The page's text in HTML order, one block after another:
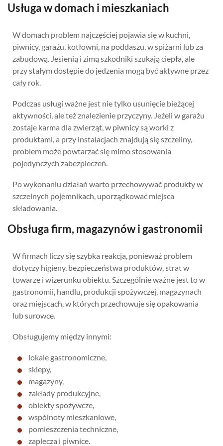
Usługa w domach i mieszkaniach
W domach problem najczęściej pojawia się w kuchni,
piwnicy, garażu, kotłowni, na poddaszu, w spiżarni lub za
zabudową. Jesienią i zimą szkodniki szukają ciepła, ale
przy stałym dostępie do jedzenia mogą być aktywne przez
cały rok.
Podczas usługi ważne jest nie tylko usunięcie bieżącej
aktywności, ale też znalezienie przyczyny. Jeżeli w garażu
zostaje karma dla zwierząt, w piwnicy są worki z
produktami, a przy instalacjach znajdują się szczeliny,
problem może powtarzać się mimo stosowania
pojedynczych zabezpieczeń.
Po wykonaniu działań warto przechowywać produkty w
szczelnych pojemnikach, uporządkować miejsca
składowania.
Obsługa firm, magazynów i gastronomii
W firmach liczy się szybka reakcja, ponieważ problem
dotyczy higieny, bezpieczeństwa produktów, strat w
towarze i wizerunku obiektu. Szczególnie ważne jest to w
gastronomii, handlu, produkcji spożywczej, magazynach
oraz miejscach, w których przechowuje się opakowania
lub surowce.
Obsługujemy między innymi:
lokale gastronomiczne,
sklepy,
magazyny,
zakłady produkcyjne,
obiekty spożywcze,
wspólnoty mieszkaniowe,
pomieszczenia techniczne,
zaplecza i piwnice.